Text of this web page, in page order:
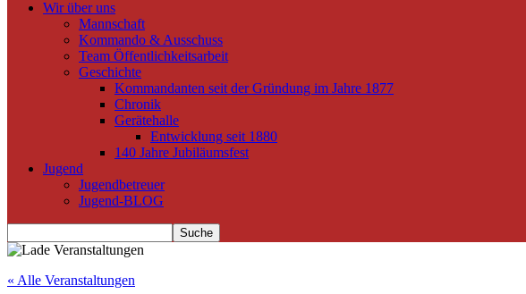
Wir über uns
Mannschaft
Kommando & Ausschuss
Team Öffentlichkeitsarbeit
Geschichte
Kommandanten seit der Gründung im Jahre 1877
Chronik
Gerätehalle
Entwicklung seit 1880
140 Jahre Jubiläumsfest
Jugend
Jugendbetreuer
Jugend-BLOG
« Alle Veranstaltungen